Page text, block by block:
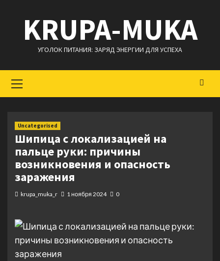
содержимому
KRUPA-MUKA
УГОЛОК ПИТАНИЯ: ЗАРЯД ЭНЕРГИИ ДЛЯ УСПЕХА
меню
Uncategorised
Шипица с локализацией на
пальце руки: причины
возникновения и опасность
заражения
krupa_muka_r 1 ноября 2024 0